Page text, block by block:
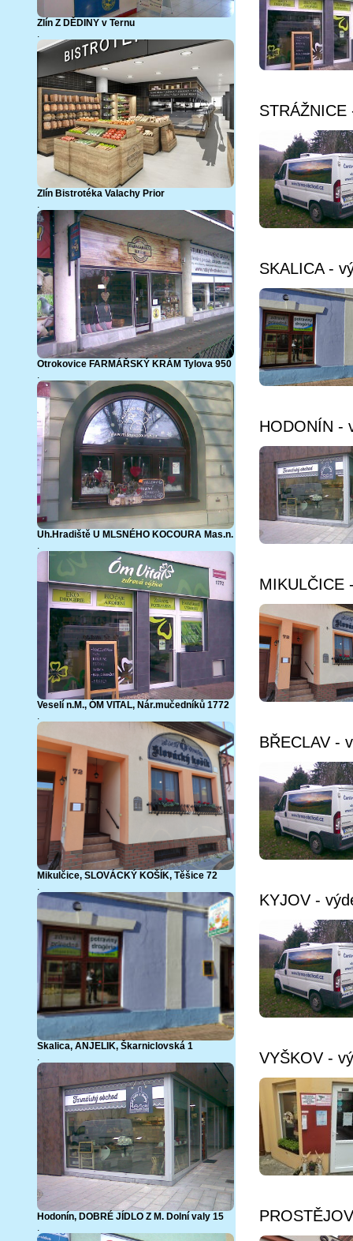
Zlín Z DĚDINY v Ternu
.
Zlín Bistrotéka Valachy Prior
.
Otrokovice FARMÁŘSKÝ KRÁM Tylova 950
.
Uh.Hradiště U MLSNÉHO KOCOURA Mas.n.
.
Veselí n.M., ÓM VITAL, Nár.mučedníků 1772
.
Mikulčice, SLOVÁCKÝ KOŠÍK, Těšice 72
.
Skalica, ANJELIK, Škarniclovská 1
.
Hodonín, DOBRÉ JÍDLO Z M. Dolní valy 15
.
SKALICA -
HODONÍN -
MIKULČICE
BŘECLAV -
KYJOV -
VYŠKOV -